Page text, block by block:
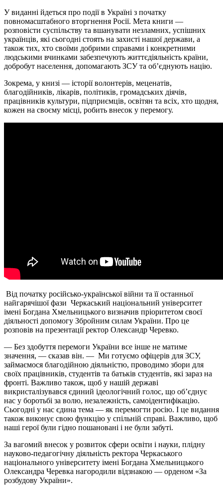
У виданні йдеться про події в Україні з початку
повномасштабного вторгнення Росії. Мета книги —
розповісти суспільству та вшанувати незламних, успішних
українців, які сьогодні стоять на захисті нашої держави, а
також тих, хто своїми добрими справами і конкретними
людськими вчинками забезпечують життєдіяльність країни,
добробут населення, допомагають ЗСУ та об’єднують націю.
Зокрема, у книзі — історії волонтерів, меценатів,
благодійників, лікарів, політиків, громадських діячів,
працівників культури, підприємців, освітян та всіх, хто щодня,
кожен на своєму місці, робить внесок у перемогу.
Від початку російсько-української війни та її останньої
найгарячішої фази Черкаський національний університет
імені Богдана Хмельницького визначив пріоритетом своєї
діяльності допомогу Збройним силам України. Про це
розповів на презентації ректор Олександр Черевко.
— Без здобуття перемоги України все інше не матиме
значення, — сказав він. — Ми готуємо офіцерів для ЗСУ,
займаємося благодійною діяльністю, проводимо збори для
своїх працівників, студентів та батьків студентів, які зараз на
фронті. Важливо також, щоб у нашій державі
викристалізувався єдиний ідеологічний голос, що об’єднує
нас у боротьбі за волю, незалежність, самоідентифікацію.
Сьогодні у нас єдина тема — як перемогти росію. І це видання
також виконує свою функцію у спільній справі. Важливо, щоб
наші герої були гідно пошановані і не були забуті.
За вагомий внесок у розвиток сфери освіти і науки, плідну
науково-педагогічну діяльність ректора Черкаського
національного університету імені Богдана Хмельницького
Олександра Черевка нагородили відзнакою — орденом «За
розбудову України».